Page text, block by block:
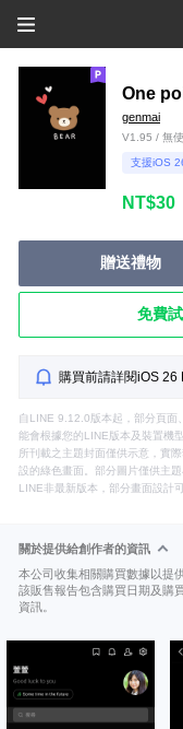
One
genmai
V1.95 / 無
支援iOS
NT$30
贈送禮物
免費
購買前請詳閱iOS 26
自LINE 9.12.0版本起，部分頁面
能會根據您的LINE版本及裝置機
所刊載之主題封面僅供示意，實
設的綠色畫面。部分圖片僅供主
LINE非最新版本，部分畫面設計
關於提供給創作者的資訊
本公司收集相關購買數據以提
該販售報告包含購買日期及購
資訊。